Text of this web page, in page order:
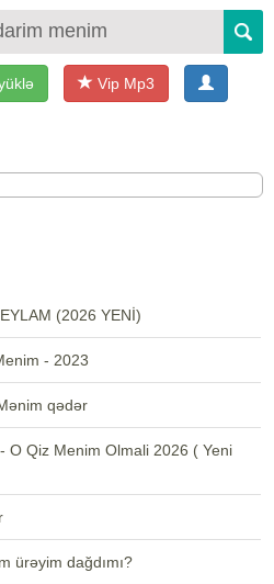
Vip Mp3
(2026 YENİ)
- 2023
qədər
O Qiz Menim Olmali 2026 ( Yeni
ürəyim dağdımı?